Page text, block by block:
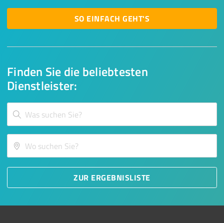
Finden Sie die beliebtesten
Dienstleister:
ZUR ERGEBNISLISTE
SO EINFACH GEHT'S